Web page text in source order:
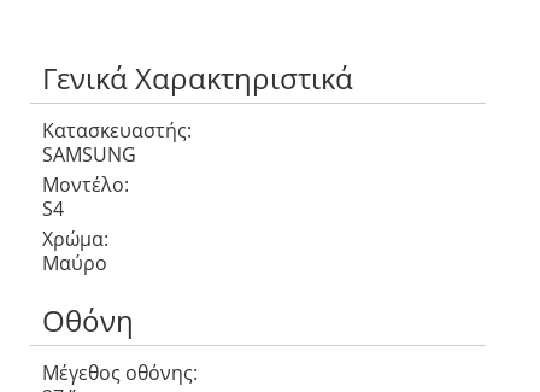
Γενικά Χαρακτηριστικά
Κατασκευαστής:
SAMSUNG
Μοντέλο:
S4
Χρώμα:
Μαύρο
Οθόνη
Μέγεθος οθόνης: